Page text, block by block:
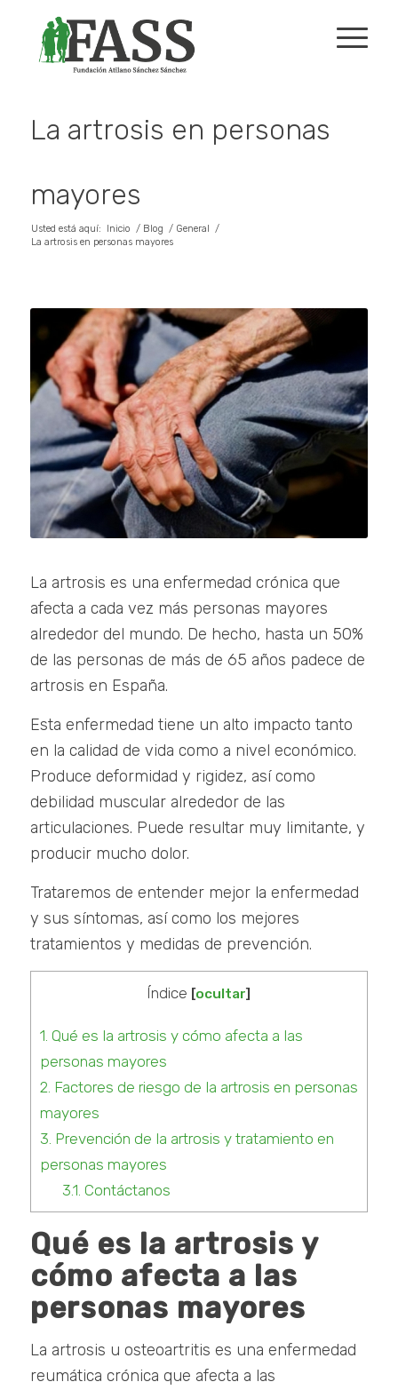
La artrosis en personas
mayores
Usted está aquí: Inicio / Blog / General /
La artrosis en personas mayores
La artrosis es una enfermedad crónica que
afecta a cada vez más personas mayores
alrededor del mundo. De hecho, hasta un 50%
de las personas de más de 65 años padece de
artrosis en España.
Esta enfermedad tiene un alto impacto tanto
en la calidad de vida como a nivel económico.
Produce deformidad y rigidez, así como
debilidad muscular alrededor de las
articulaciones. Puede resultar muy limitante, y
producir mucho dolor.
Trataremos de entender mejor la enfermedad
y sus síntomas, así como los mejores
tratamientos y medidas de prevención.
Índice [ocultar]
1. Qué es la artrosis y cómo afecta a las
personas mayores
2. Factores de riesgo de la artrosis en personas
mayores
3. Prevención de la artrosis y tratamiento en
personas mayores
3.1. Contáctanos
Qué es la artrosis y
cómo afecta a las
personas mayores
La artrosis u osteoartritis es una enfermedad
reumática crónica que afecta a las